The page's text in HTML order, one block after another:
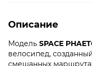
Описание
Модель SPACE
велосипед,
смешанных